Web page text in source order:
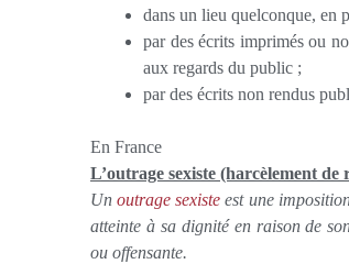
dans un lieu quelconque, en
par des écrits imprimés ou
aux regards du public ;
par des écrits non rendus
En France
L’outrage sexiste (harcèlement de
Un outrage sexiste est une
atteinte à sa dignité en raison de
ou offensante.